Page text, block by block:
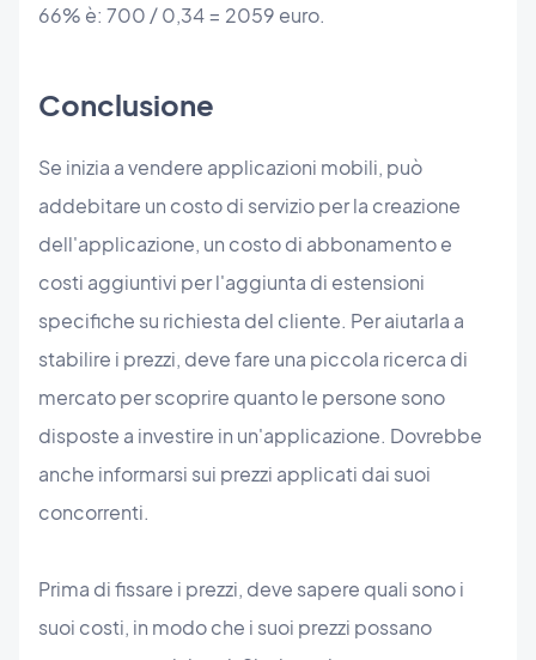
66% è: 700 / 0,34 = 2059 euro.
Conclusione
Se inizia a vendere applicazioni mobili, può
addebitare un costo di servizio per la creazione
dell'applicazione, un costo di abbonamento e
costi aggiuntivi per l'aggiunta di estensioni
specifiche su richiesta del cliente. Per aiutarla a
stabilire i prezzi, deve fare una piccola ricerca di
mercato per scoprire quanto le persone sono
disposte a investire in un'applicazione. Dovrebbe
anche informarsi sui prezzi applicati dai suoi
concorrenti.
Prima di fissare i prezzi, deve sapere quali sono i
suoi costi, in modo che i suoi prezzi possano